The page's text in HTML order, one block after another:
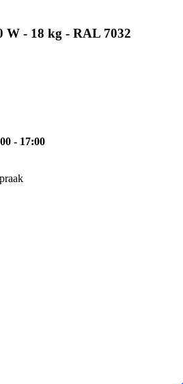
W - 18 kg - RAL 7032
- 17:00